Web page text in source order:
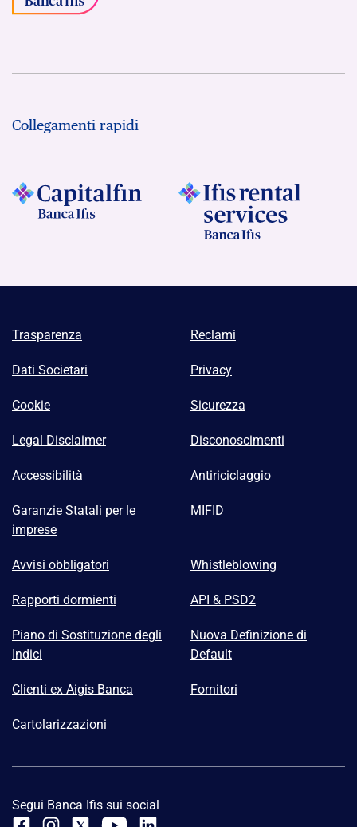
Collegamenti rapidi
Trasparenza Reclami
Dati Societari Privacy
Cookie Sicurezza
Legal Disclaimer Disconoscimenti
Accessibilità Antiriciclaggio
Garanzie Statali per le
imprese
MIFID
Avvisi obbligatori Whistleblowing
Rapporti dormienti API & PSD2
Piano di Sostituzione degli
Indici
Nuova Definizione di
Default
Clienti ex Aigis Banca Fornitori
Cartolarizzazioni
Segui Banca Ifis sui social